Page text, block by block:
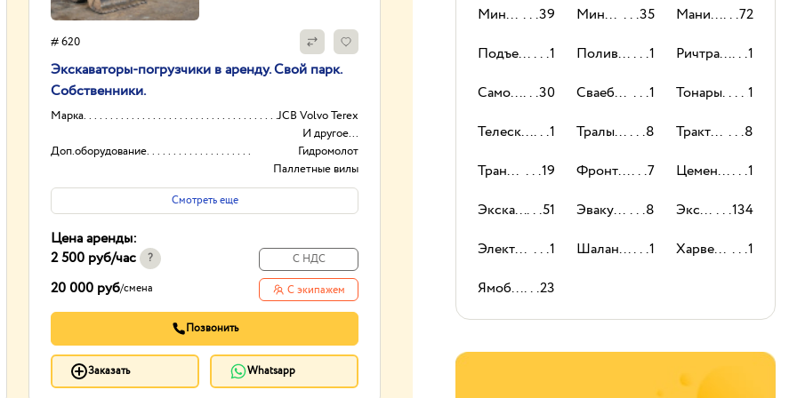
# 620
Экскаваторы-погрузчики в аренду. Свой парк.
Собственники.
Марка
JCB Volvo Terex
И другое...
Доп.оборудование
Гидромолот
Паллетные вилы
Коммунальная щетка
Экскаваторов в парке
Смотреть еще
Цена аренды:
2 500 руб/час ?
20 000 руб/смена
С НДС
С экипажем
Позвонить
Заказать Whatsapp
Мини-погрузчики 39 Мини-экскаваторы 35 Манипуляторы
72
Подъемники
1 Поливомоечные машины 1 Ричтраки
1
Самосвалы
30 Сваебойные машины 1 Тонары
1
Телескопические погрузчики
1 Тралы и низкорамные платформы 8 Тракторы
8
Траншеекопатели
19 Фронтальный погрузчик 7 Цементовозы
1
Экскаваторы-погрузчики
51 Эвакуаторы 8 Экскаваторы
134
Электропогрузчики
1 Шаланды 1 Харвестеры
1
Ямобуры
23